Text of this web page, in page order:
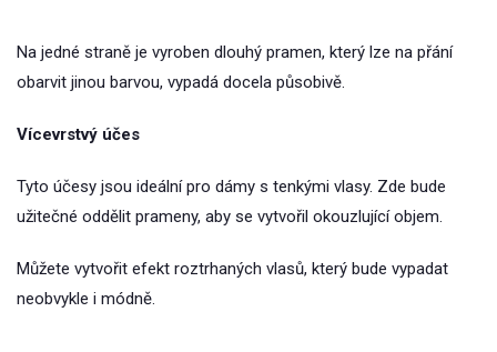
Na jedné straně je vyroben dlouhý pramen, který lze na přání
obarvit jinou barvou, vypadá docela působivě.
Vícevrstvý účes
Tyto účesy jsou ideální pro dámy s tenkými vlasy. Zde bude
užitečné oddělit prameny, aby se vytvořil okouzlující objem.
Můžete vytvořit efekt roztrhaných vlasů, který bude vypadat
neobvykle i módně.